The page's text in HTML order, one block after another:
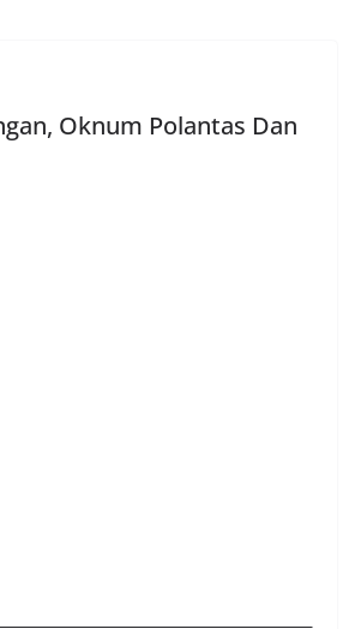
Oknum Polantas Dan